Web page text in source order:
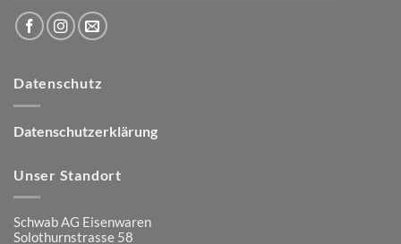
Datenschutz
Datenschutzerklärung
Unser Standort
Schwab AG Eisenwaren
Solothurnstrasse 58